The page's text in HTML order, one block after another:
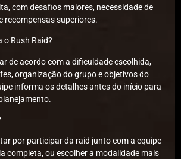
com desafios maiores, necessidade de
recompensas superiores.
o Rush Raid?
de acordo com a dificuldade escolhida,
organização do grupo e objetivos do
informa os detalhes antes do início para
por participar da raid junto com a equipe
completa, ou escolher a modalidade mais